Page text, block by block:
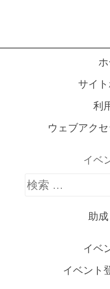
サイ
利
ウェブアク
イベ
検
助
イベ
イベント